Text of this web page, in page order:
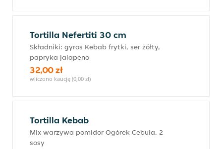
Tortilla Nefertiti 30 cm
Składniki: gyros Kebab frytki, ser żółty,
papryka jalapeno
32,00 zł
wliczono kaucję (0,00 zł)
Tortilla Kebab
Mix warzywa pomidor Ogórek Cebula, 2
sosy